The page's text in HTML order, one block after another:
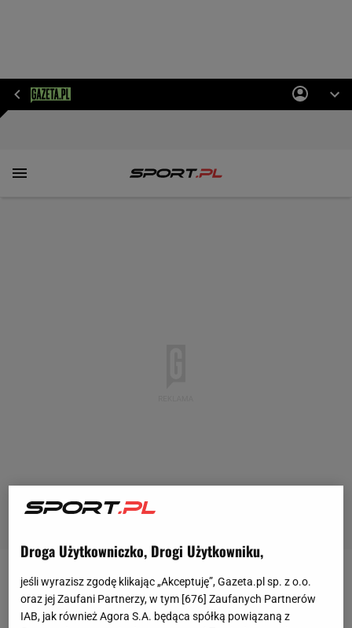
Rewelacyjny, wspaniały, fantastyczny - po
Droga Użytkowniczko, Drogi Użytkowniku,
jeśli wyrazisz zgodę klikając „Akceptuję”, Gazeta.pl sp. z o.o.
oraz jej Zaufani Partnerzy, w tym [676] Zaufanych Partnerów
IAB, jak również Agora S.A. będąca spółką powiązaną z